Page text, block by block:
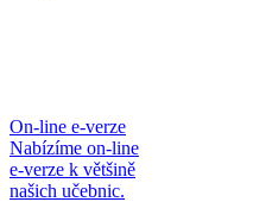
On-line e-verze
Nabízíme on-line
e-verze k většině
našich učebnic.